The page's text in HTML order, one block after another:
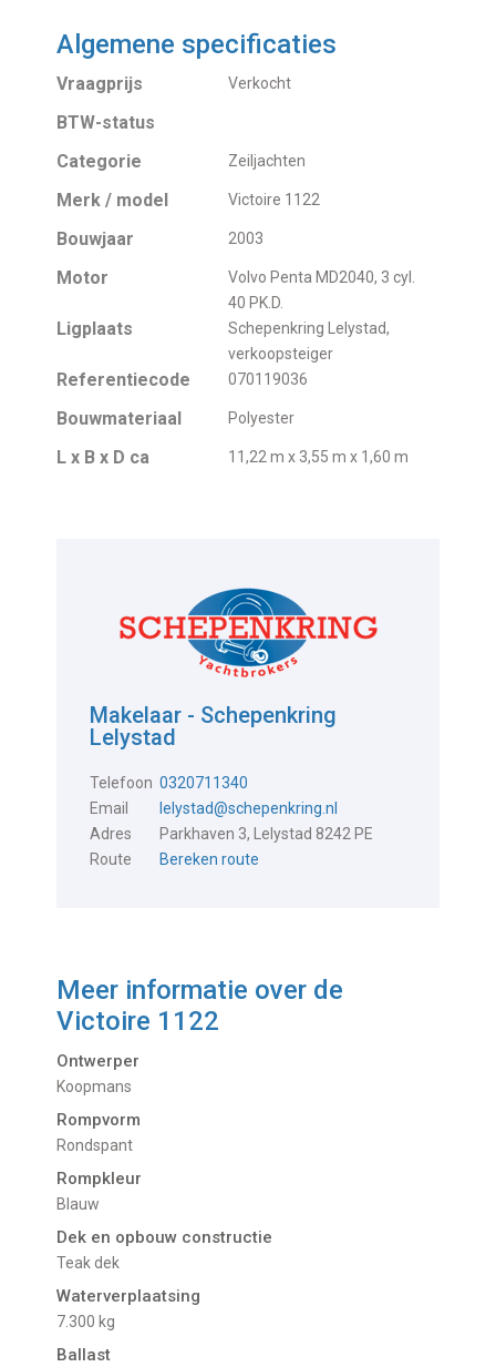
Algemene specificaties
Vraagprijs Verkocht
BTW-status
Categorie
Zeiljachten
Merk / model Victoire 1122
Bouwjaar 2003
Motor
Volvo Penta MD2040, 3 cyl.
40 PK.D.
Ligplaats
Schepenkring Lelystad,
verkoopsteiger
Referentiecode 070119036
Bouwmateriaal Polyester
L x B x D ca 11,22 m x 3,55 m x 1,60 m
Makelaar - Schepenkring
Lelystad
Telefoon 0320711340
Email
lelystad@schepenkring.nl
Adres
Parkhaven 3, Lelystad 8242 PE
Route
Bereken route
Meer informatie over de
Victoire 1122
Ontwerper
Koopmans
Rompvorm
Rondspant
Rompkleur
Blauw
Dek en opbouw constructie
Teak dek
Waterverplaatsing
7.300 kg
Ballast